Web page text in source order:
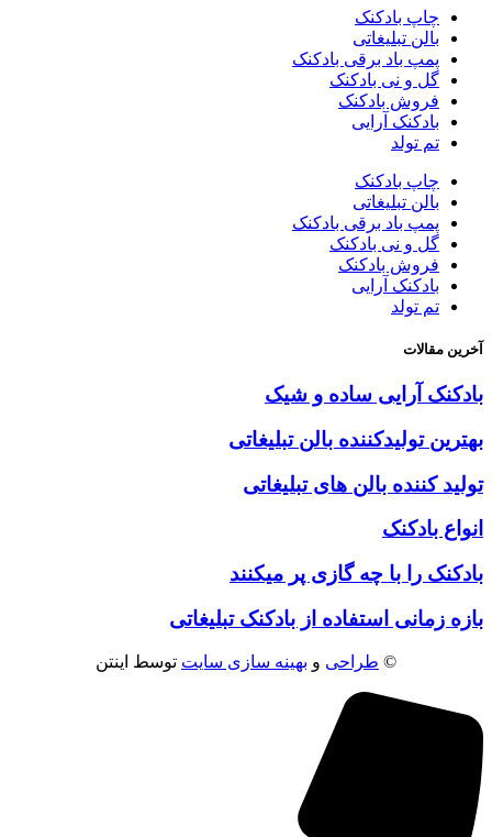
چاپ بادکنک
بالن تبلیغاتی
پمپ باد برقی بادکنک
گل و نی بادکنک
فروش بادکنک
بادکنک آرایی
تم تولد
چاپ بادکنک
بالن تبلیغاتی
پمپ باد برقی بادکنک
گل و نی بادکنک
فروش بادکنک
بادکنک آرایی
تم تولد
آخرین مقالات
بادکنک آرایی ساده و شیک
بهترین تولیدکننده بالن تبلیغاتی
تولید کننده بالن های تبلیغاتی
انواع بادکنک
بادکنک را با چه گازی پر میکنند
بازه زمانی استفاده از بادکنک تبلیغاتی
© طراحی و بهینه سازی سایت توسط اینتن